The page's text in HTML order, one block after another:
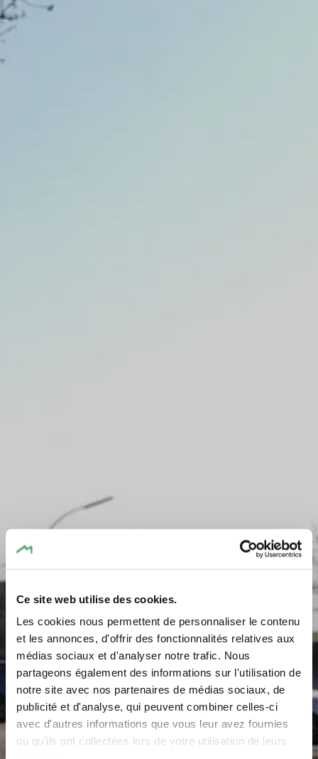
Ce site web utilise des cookies.
Les cookies nous permettent de personnaliser le contenu
et les annonces, d'offrir des fonctionnalités relatives aux
médias sociaux et d'analyser notre trafic. Nous
partageons également des informations sur l'utilisation de
notre site avec nos partenaires de médias sociaux, de
publicité et d'analyse, qui peuvent combiner celles-ci
avec d'autres informations que vous leur avez fournies
ou qu'ils ont collectées lors de votre utilisation de leurs
Parking - Ice Skating
Rink Beaufort
Where? Grand-Rue 87, L-6310 Beaufort